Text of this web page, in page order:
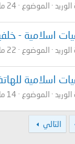
الموضوع 24 مايو 2023
اسلامية -
الموضوع 22 مايو 2023
اسلامية
الموضوع 14 مايو 2023
التالي